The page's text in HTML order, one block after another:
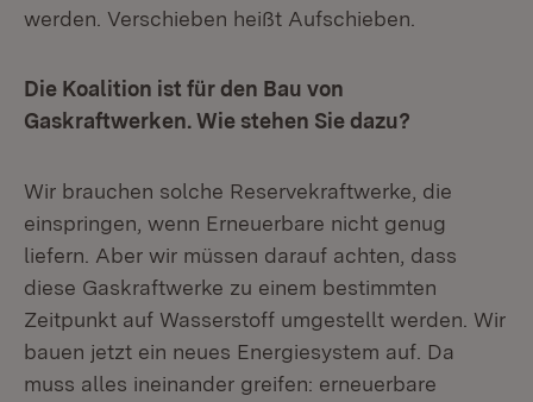
werden. Verschieben heißt Aufschieben.
Die Koalition ist für den Bau von
Gaskraftwerken. Wie stehen Sie dazu?
Wir brauchen solche Reservekraftwerke, die
einspringen, wenn Erneuerbare nicht genug
liefern. Aber wir müssen darauf achten, dass
diese Gaskraftwerke zu einem bestimmten
Zeitpunkt auf Wasserstoff umgestellt werden. Wir
bauen jetzt ein neues Energiesystem auf. Da
muss alles ineinander greifen: erneuerbare